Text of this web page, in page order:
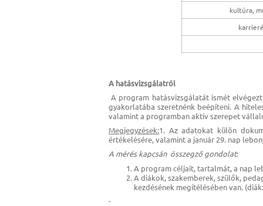
kultúra,
A hatásvizsgálatról
A program hatásvizsgálatát ismét
gyakorlatába szeretnénk beépíteni. A
valamint a programban aktív szerepet
Megjegyzések:1. Az adatokat külön
értékelésére, valamint a január 29. nap
A mérés kapcsán összegző gondolat:
A program céljait, tartalmát, a nap
A diákok, szakemberek, szülők,
kezdésének megítélésében van.